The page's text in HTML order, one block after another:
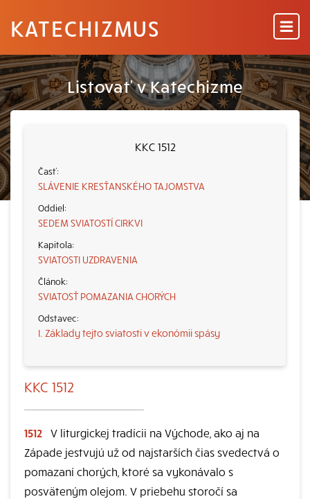
KATECHIZMUS
Listovať v Katechizme
KKC 1512
SLÁVENIE KRESŤANSKÉHO TAJOMSTVA
SEDEM SVIATOSTÍ CIRKVI
SVIATOSTI UZDRAVENIA
SVIATOSŤ POMAZANIA CHORÝCH
I. Základy tejto sviatosti v ekonómii spásy
KKC 1512
1512 V liturgickej tradícii na Východe, ako aj na
Západe jestvujú už od najstarších čias svedectvá o
pomazaní chorých, ktoré sa vykonávalo s
posväteným olejom. V priebehu storočí sa